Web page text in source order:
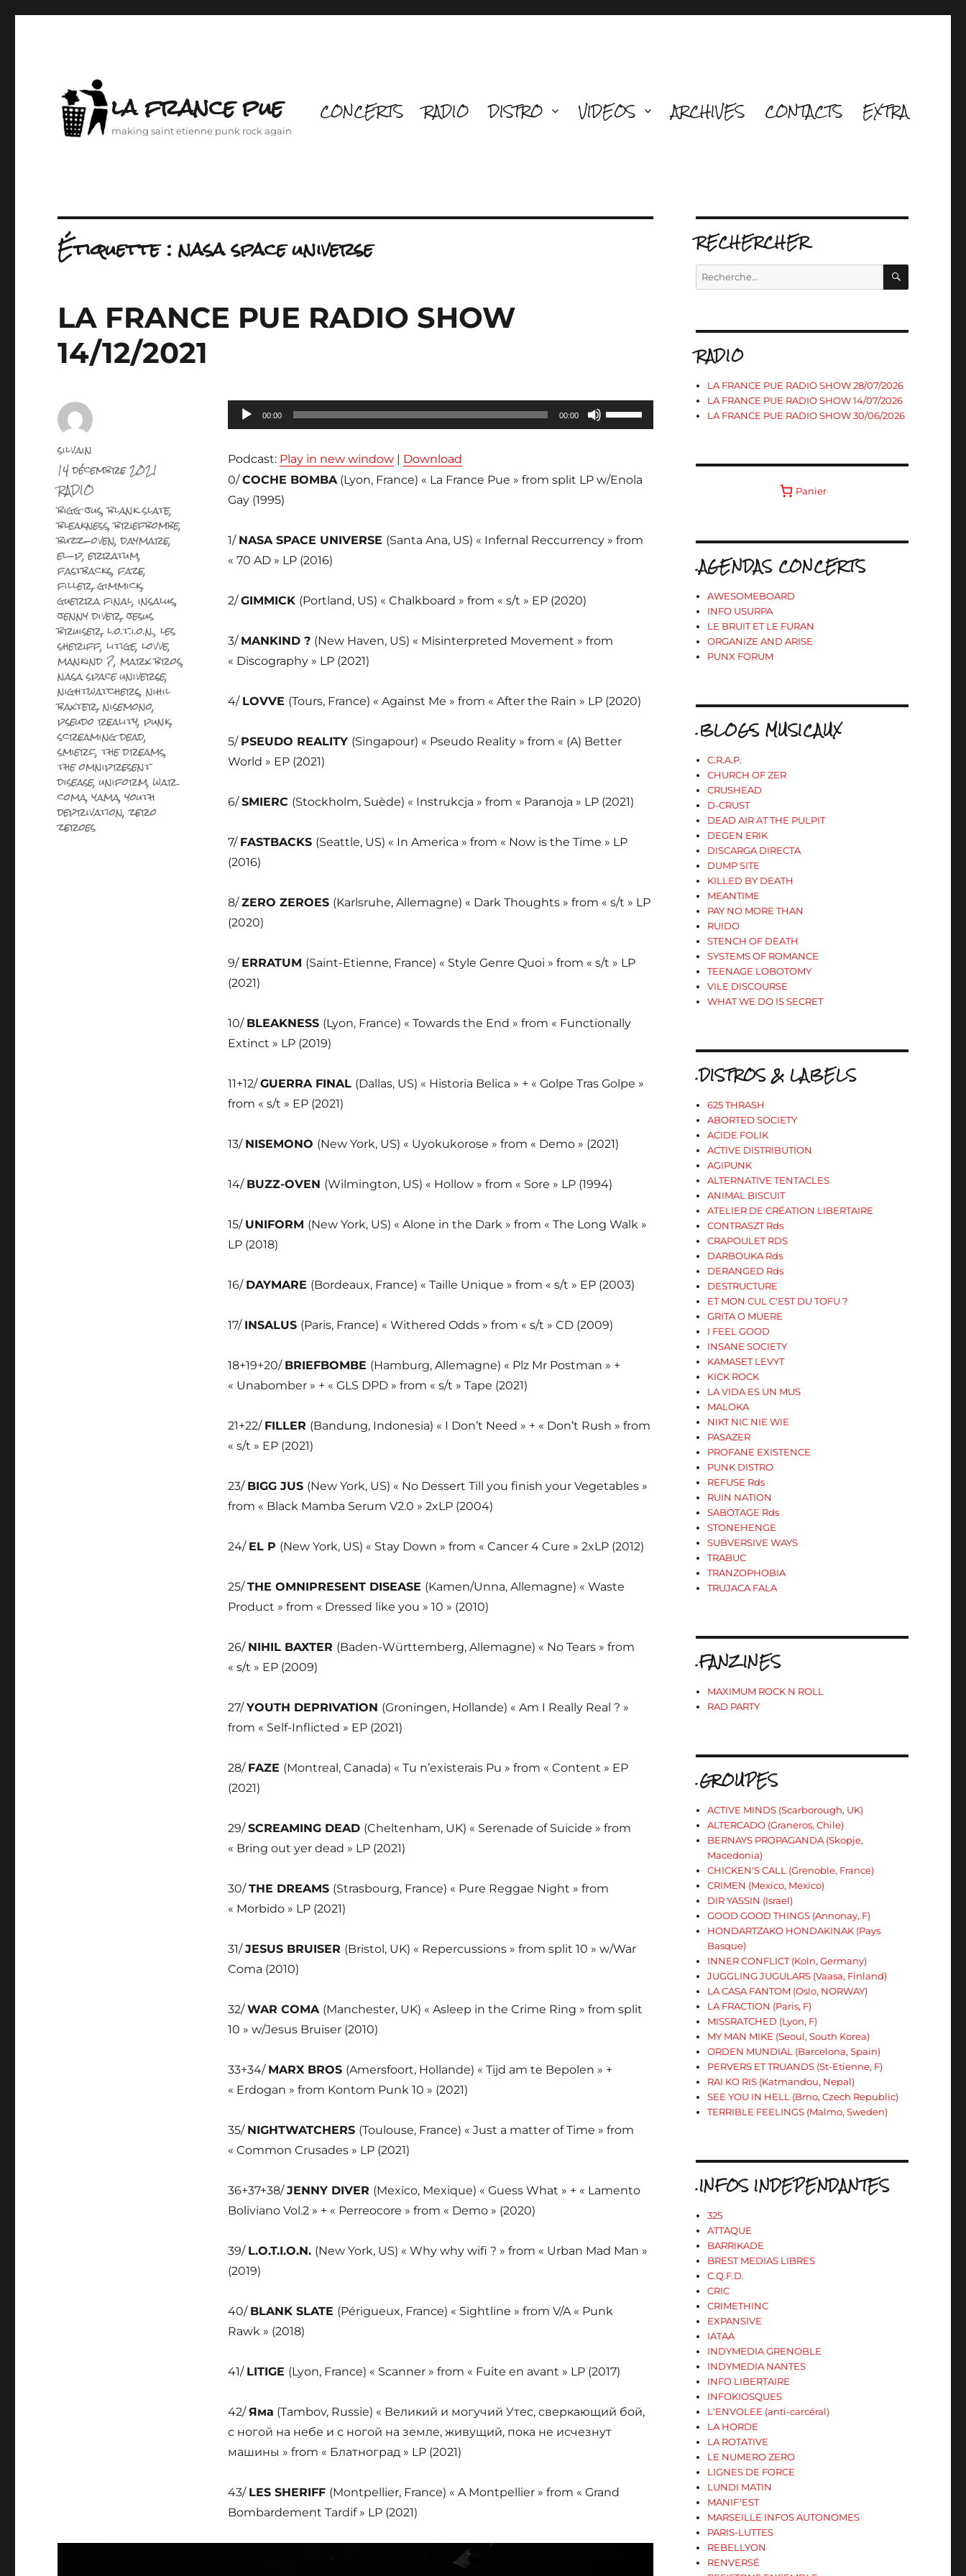
la france pue
making saint etienne punk rock again
CONCERTS RADIO DISTRO VIDEOS ARCHIVES CONTACTS EXTRA
Étiquette :nasa space universe
LA FRANCE PUE RADIO SHOW
14/12/2021
Lecteur
audio
00:00 00:00
Utilisez
les
Podcast: Play in new window| Download
0/COCHE BOMBA(Lyon, France) « La France Pue » from split LP w/Enola
Gay (1995)
1/ NASA SPACE UNIVERSE (Santa Ana, US) « Infernal Reccurrency » from
« 70 AD » LP (2016)
2/GIMMICK (Portland, US) « Chalkboard » from « s/t » EP (2020)
3/ MANKIND ? (New Haven, US) « Misinterpreted Movement » from
« Discography » LP (2021)
4/ LOVVE (Tours, France) « Against Me » from « After the Rain » LP (2020)
5/ PSEUDO REALITY (Singapour) « Pseudo Reality » from « (A) Better
World » EP (2021)
6/SMIERC (Stockholm, Suède) « Instrukcja » from « Paranoja » LP (2021)
7/ FASTBACKS (Seattle, US) « In America » from « Now is the Time » LP
(2016)
8/ZERO ZEROES (Karlsruhe, Allemagne) « Dark Thoughts » from « s/t » LP
(2020)
9/ ERRATUM (Saint-Etienne, France) « Style Genre Quoi » from « s/t » LP
(2021)
10/ BLEAKNESS (Lyon, France) « Towards the End » from « Functionally
Extinct » LP (2019)
11+12/GUERRA FINAL (Dallas, US) « Historia Belica » + « Golpe Tras Golpe »
from « s/t » EP (2021)
13/ NISEMONO (New York, US) « Uyokukorose » from « Demo » (2021)
14/ BUZZ-OVEN (Wilmington, US) « Hollow » from « Sore » LP (1994)
15/ UNIFORM (New York, US) « Alone in the Dark » from « The Long Walk »
LP (2018)
16/ DAYMARE (Bordeaux, France) « Taille Unique » from « s/t » EP (2003)
17/ INSALUS (Paris, France) « Withered Odds » from « s/t » CD (2009)
18+19+20/ BRIEFBOMBE (Hamburg, Allemagne) « Plz Mr Postman » +
« Unabomber » + « GLS DPD » from « s/t » Tape (2021)
21+22/ FILLER (Bandung, Indonesia) « I Don’t Need » + « Don’t Rush » from
« s/t » EP (2021)
23/ BIGG JUS (New York, US) « No Dessert Till you finish your Vegetables »
from « Black Mamba Serum V2.0 » 2xLP (2004)
24/ EL P (New York, US) « Stay Down » from « Cancer 4 Cure » 2xLP (2012)
25/THE OMNIPRESENT DISEASE (Kamen/Unna, Allemagne) « Waste
Product » from « Dressed like you » 10 » (2010)
26/ NIHIL BAXTER (Baden-Württemberg, Allemagne) « No Tears » from
« s/t » EP (2009)
27/YOUTH DEPRIVATION (Groningen, Hollande) « Am I Really Real ? »
from « Self-Inflicted » EP (2021)
28/ FAZE (Montreal, Canada) « Tu n’existerais Pu » from « Content » EP
(2021)
29/SCREAMING DEAD (Cheltenham, UK) « Serenade of Suicide » from
« Bring out yer dead » LP (2021)
30/THE DREAMS (Strasbourg, France) « Pure Reggae Night » from
« Morbido » LP (2021)
31/JESUS BRUISER (Bristol, UK) « Repercussions » from split 10 » w/War
Coma (2010)
32/WAR COMA (Manchester, UK) « Asleep in the Crime Ring » from split
10 » w/Jesus Bruiser (2010)
33+34/ MARX BROS (Amersfoort, Hollande) « Tijd am te Bepolen » +
« Erdogan » from Kontom Punk 10 » (2021)
35/ NIGHTWATCHERS (Toulouse, France) « Just a matter of Time » from
« Common Crusades » LP (2021)
36+37+38/JENNY DIVER (Mexico, Mexique) « Guess What » + « Lamento
Boliviano Vol.2 » + « Perreocore » from « Demo » (2020)
39/ L.O.T.I.O.N. (New York, US) « Why why wifi ? » from « Urban Mad Man »
(2019)
40/ BLANK SLATE (Périgueux, France) « Sightline » from V/A « Punk
Rawk » (2018)
41/ LITIGE (Lyon, France) « Scanner » from « Fuite en avant » LP (2017)
42/Яма (Tambov, Russie) « Великий и могучий Утес, сверкающий бой,
с ногой на небе и с ногой на земле, живущий, пока не исчезнут
машины » from « Блатноград » LP (2021)
43/ LES SHERIFF (Montpellier, France) « A Montpellier » from « Grand
Bombardement Tardif » LP (2021)
Auteur
silvain
Publié
le
14 décembre 2021
Catégories
RADIO
Étiquettes
bigg jus,blank slate,
bleakness,briefbombe,
buzz-oven,daymare,
el-p,erratum,
fastbacks,faze,
filler,gimmick,
guerra final,insalus,
jenny diver,jesus
bruiser,l.o.t.i.o.n.,les
sheriff,litige,lovve,
mankind ?,marx bros,
nasa space universe,
nightwatchers,nihil
baxter,nisemono,
pseudo reality,punk,
screaming dead,
smierc,the dreams,
the omnipresent
disease,uniform,war
coma,yama,youth
deprivation,zero
zeroes
RECHERCHER
Recherche
RADIO
LA FRANCE PUE RADIO SHOW 28/07/2026
LA FRANCE PUE RADIO SHOW 14/07/2026
LA FRANCE PUE RADIO SHOW 30/06/2026
Panier
.AGENDAS CONCERTS
AWESOMEBOARD
INFO USURPA
LE BRUIT ET LE FURAN
ORGANIZE AND ARISE
PUNX FORUM
.BLOGS MUSICAUX
C.R.A.P.
CHURCH OF ZER
CRUSHEAD
D-CRUST
DEAD AIR AT THE PULPIT
DEGEN ERIK
DISCARGA DIRECTA
DUMP SITE
KILLED BY DEATH
MEANTIME
PAY NO MORE THAN
RUIDO
STENCH OF DEATH
SYSTEMS OF ROMANCE
TEENAGE LOBOTOMY
VILE DISCOURSE
WHAT WE DO IS SECRET
.DISTROS & LABELS
625 THRASH
ABORTED SOCIETY
ACIDE FOLIK
ACTIVE DISTRIBUTION
AGIPUNK
ALTERNATIVE TENTACLES
ANIMAL BISCUIT
ATELIER DE CRÉATION LIBERTAIRE
CONTRASZT Rds
CRAPOULET RDS
DARBOUKA Rds
DERANGED Rds
DESTRUCTURE
ET MON CUL C'EST DU TOFU ?
GRITA O MUERE
I FEEL GOOD
INSANE SOCIETY
KAMASET LEVYT
KICK ROCK
LA VIDA ES UN MUS
MALOKA
NIKT NIC NIE WIE
PASAZER
PROFANE EXISTENCE
PUNK DISTRO
REFUSE Rds
RUIN NATION
SABOTAGE Rds
STONEHENGE
SUBVERSIVE WAYS
TRABUC
TRANZOPHOBIA
TRUJACA FALA
.FANZINES
MAXIMUM ROCK N ROLL
RAD PARTY
.GROUPES
ACTIVE MINDS (Scarborough, UK)
ALTERCADO (Graneros, Chile)
BERNAYS PROPAGANDA (Skopje,
Macedonia)
CHICKEN'S CALL (Grenoble, France)
CRIMEN (Mexico, Mexico)
DIR YASSIN (Israel)
GOOD GOOD THINGS (Annonay, F)
HONDARTZAKO HONDAKINAK (Pays
Basque)
INNER CONFLICT (Koln, Germany)
JUGGLING JUGULARS (Vaasa, Finland)
LA CASA FANTOM (Oslo, NORWAY)
LA FRACTION (Paris, F)
MISSRATCHED (Lyon, F)
MY MAN MIKE (Seoul, South Korea)
ORDEN MUNDIAL (Barcelona, Spain)
PERVERS ET TRUANDS (St-Etienne, F)
RAI KO RIS (Katmandou, Nepal)
SEE YOU IN HELL (Brno, Czech Republic)
TERRIBLE FEELINGS (Malmo, Sweden)
.INFOS INDEPENDANTES
325
ATTAQUE
BARRIKADE
BREST MEDIAS LIBRES
C.Q.F.D.
CRIC
CRIMETHINC
EXPANSIVE
IATAA
INDYMEDIA GRENOBLE
INDYMEDIA NANTES
INFO LIBERTAIRE
INFOKIOSQUES
L'ENVOLEE (anti-carcéral)
LA HORDE
LA ROTATIVE
LE NUMERO ZERO
LIGNES DE FORCE
LUNDI MATIN
MANIF'EST
MARSEILLE INFOS AUTONOMES
PARIS-LUTTES
REBELLYON
RENVERSÉ